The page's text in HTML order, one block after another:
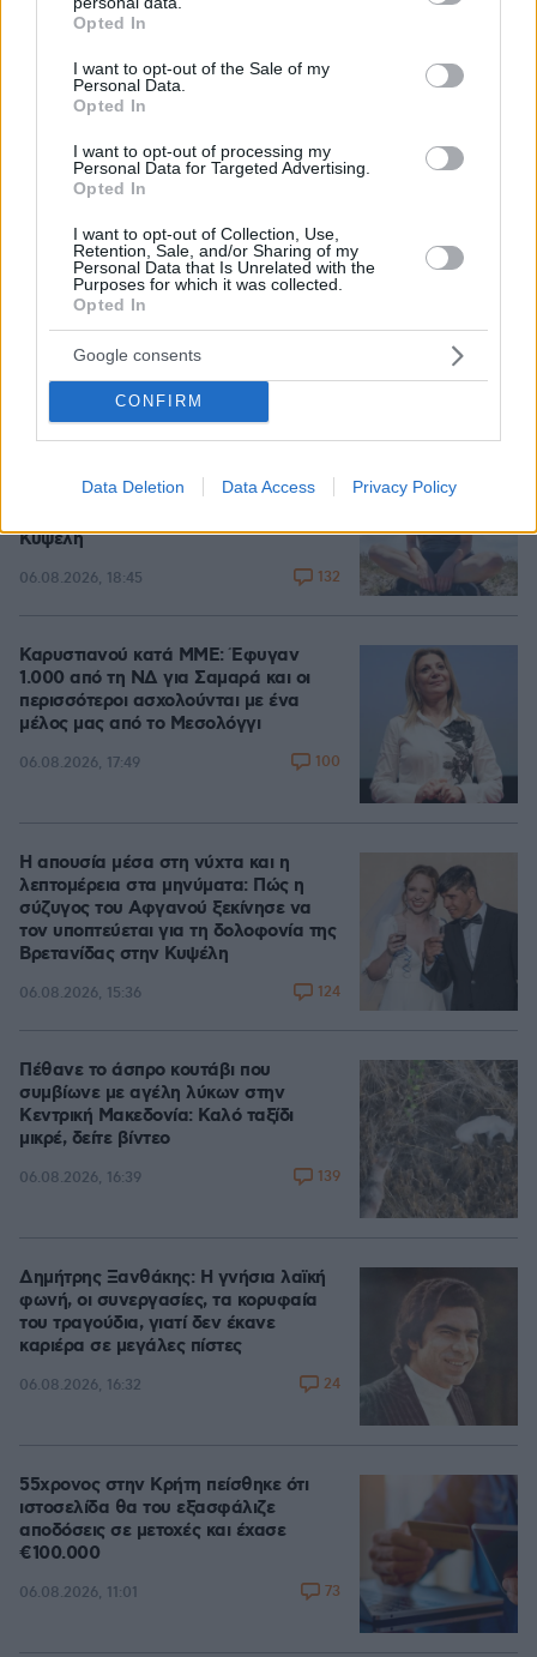
grant or deny consent to Google and its third-party tags to
use your data for below specified purposes in below Google
consent section.
Opted In
I want to opt-out of the Sale of my
Personal Data.
Opted In
I want to opt-out of processing my
Personal Data for Targeted Advertising.
Opted In
I want to opt-out of Collection, Use,
Retention, Sale, and/or Sharing of my
Personal Data that Is Unrelated with the
Purposes for which it was collected.
Opted In
Google consents
CONFIRM
Data Deletion Data Access Privacy Policy
Νεαρή γυναίκα με ακατέργαστη ομορφιά από την
Αιθιοπία έγινε viral, δείτε την εντυπωσιακή
μεταμόρφωσή της από μακιγιέρ
06.08.2026, 09:18
«Αφιέρωσε τη ζωή της βοηθώντας
όσους είχαν ανάγκη»: Συγκλονίζει η
οικογένεια της Βρετανίδας που
Κυψέλη
06.08.2026, 18:45 132
Καρυστιανού κατά ΜΜΕ: Έφυγαν
1.000 από τη ΝΔ για Σαμαρά και οι
περισσότεροι ασχολούνται με ένα
μέλος μας από το Μεσολόγγι
06.08.2026, 17:49 100
Η απουσία μέσα στη νύχτα και η
λεπτομέρεια στα μηνύματα: Πώς η
σύζυγος του Αφγανού ξεκίνησε να
τον υποπτεύεται για τη δολοφονία της
Βρετανίδας στην Κυψέλη
06.08.2026, 15:36 124
Πέθανε το άσπρο κουτάβι που
συμβίωνε με αγέλη λύκων στην
Κεντρική Μακεδονία: Καλό ταξίδι
μικρέ, δείτε βίντεο
06.08.2026, 16:39 139
Δημήτρης Ξανθάκης: Η γνήσια λαϊκή
φωνή, οι συνεργασίες, τα κορυφαία
του τραγούδια, γιατί δεν έκανε
καριέρα σε μεγάλες πίστες
06.08.2026, 16:32 24
55χρονος στην Κρήτη πείσθηκε ότι
ιστοσελίδα θα του εξασφάλιζε
αποδόσεις σε μετοχές και έχασε
€100.000
06.08.2026, 11:01 73